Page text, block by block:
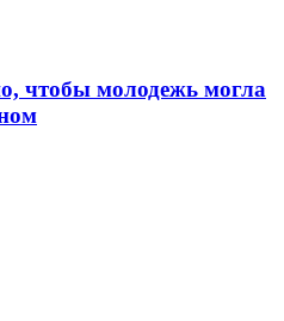
чтобы молодежь могла